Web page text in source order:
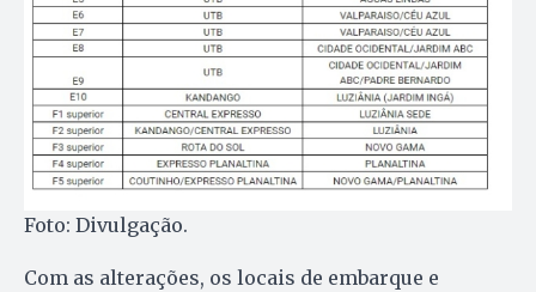
Foto: Divulgação.
Com as alterações, os locais de embarque e